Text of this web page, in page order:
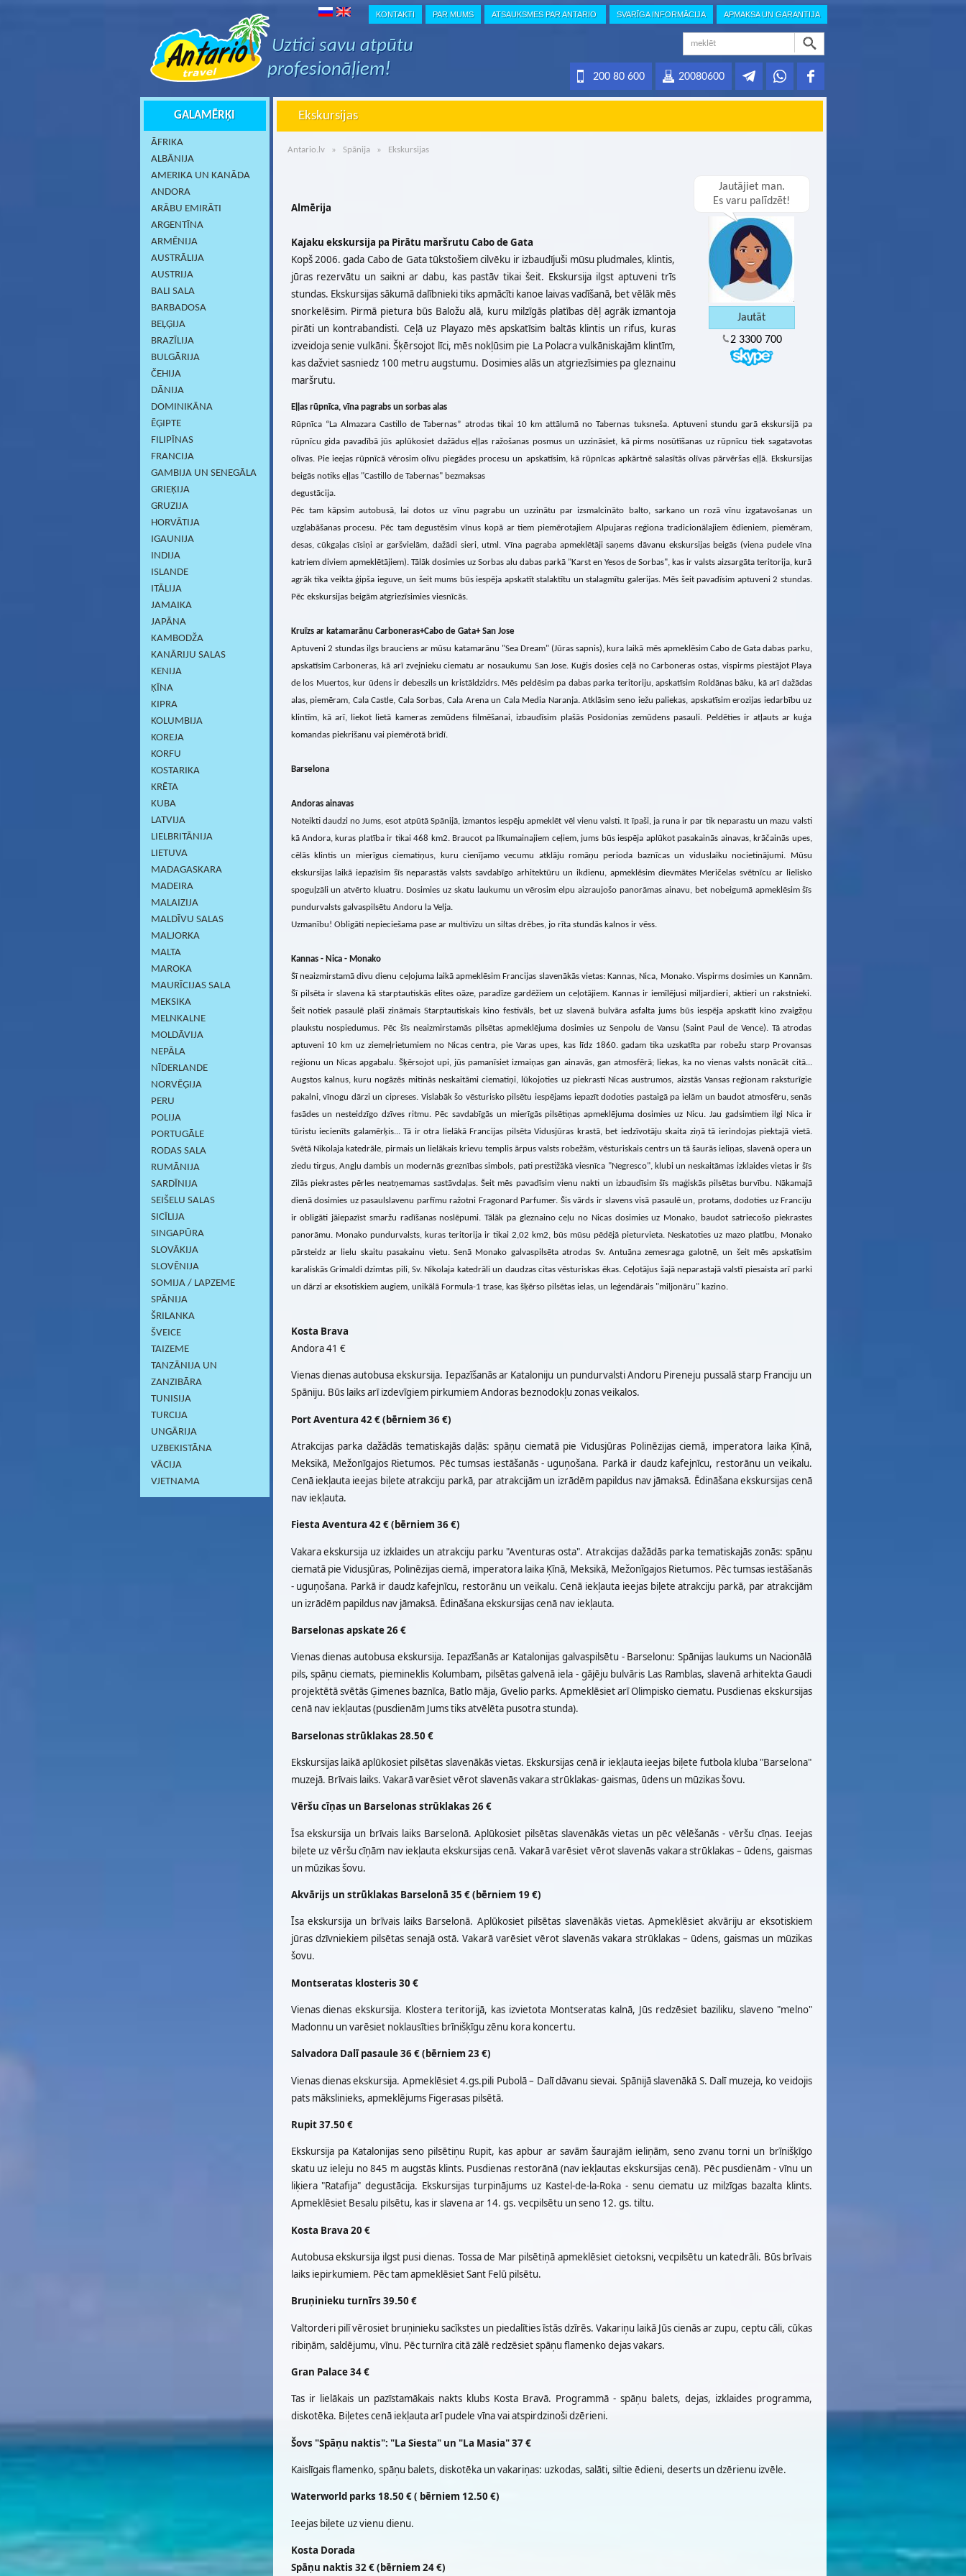
KONTAKTI PAR MUMS ATSAUKSMES PAR ANTARIO SVARĪGA INFORMĀCIJA APMAKSA UN GARANTIJA
Uztici savu atpūtu
profesionāļiem!
20080600
200 80 600
GALAMĒRĶI
ĀFRIKA
ALBĀNIJA
AMERIKA UN KANĀDA
ANDORA
ARĀBU EMIRĀTI
ARGENTĪNA
ARMĒNIJA
AUSTRĀLIJA
AUSTRIJA
BALI SALA
BARBADOSA
BEĻĢIJA
BRAZĪLIJA
BULGĀRIJA
ČEHIJA
DĀNIJA
DOMINIKĀNA
ĒĢIPTE
FILIPĪNAS
FRANCIJA
GAMBIJA UN SENEGĀLA
GRIEĶIJA
GRUZIJA
HORVĀTIJA
IGAUNIJA
INDIJA
ISLANDE
ITĀLIJA
JAMAIKA
JAPĀNA
KAMBODŽA
KANĀRIJU SALAS
KENIJA
ĶĪNA
KIPRA
KOLUMBIJA
KOREJA
KORFU
KOSTARIKA
KRĒTA
KUBA
LATVIJA
LIELBRITĀNIJA
LIETUVA
MADAGASKARA
MADEIRA
MALAIZIJA
MALDĪVU SALAS
MALJORKA
MALTA
MAROKA
MAURĪCIJAS SALA
MEKSIKA
MELNKALNE
MOLDĀVIJA
NEPĀLA
NĪDERLANDE
NORVĒĢIJA
PERU
POLIJA
PORTUGĀLE
RODAS SALA
RUMĀNIJA
SARDĪNIJА
SEIŠELU SALAS
SICĪLIJA
SINGAPŪRA
SLOVĀKIJA
SLOVĒNIJA
SOMIJA / LAPZEME
SPĀNIJA
ŠRILANKA
ŠVEICE
TAIZEME
TANZĀNIJA UN
ZANZIBĀRA
TUNISIJA
TURCIJA
UNGĀRIJA
UZBEKISTĀNA
VĀCIJA
VJETNAMA
Ekskursijas
Antario.lv» Spānija» Ekskursijas
Jautājiet man.
Es varu palīdzēt!
2 3300 700
Almērija
Kajaku ekskursija pa Pirātu maršrutu Cabo de Gata
Kopš 2006. gada Cabo de Gata tūkstošiem cilvēku ir izbaudījuši mūsu pludmales, klintis,
jūras rezervātu un saikni ar dabu, kas pastāv tikai šeit. Ekskursija ilgst aptuveni trīs
stundas. Ekskursijas sākumā dalībnieki tiks apmācīti kanoe laivas vadīšanā, bet vēlāk mēs
snorkelēsim. Pirmā pietura būs Baložu alā, kuru milzīgās platības dēļ agrāk izmantoja
pirāti un kontrabandisti. Ceļā uz Playazo mēs apskatīsim baltās klintis un rifus, kuras
izveidoja senie vulkāni. Šķērsojot līci, mēs nokļūsim pie La Polacra vulkāniskajām klintīm,
kas dažviet sasniedz 100 metru augstumu. Dosimies alās un atgriezīsimies pa gleznainu
maršrutu.
Eļļas rūpnīca, vīna pagrabs un sorbas alas
Rūpnīca “La Almazara Castillo de Tabernas” atrodas tikai 10 km attālumā no Tabernas tuksneša. Aptuveni stundu garā ekskursijā pa
rūpnīcu gida pavadībā jūs aplūkosiet dažādus eļļas ražošanas posmus un uzzināsiet, kā pirms nosūtīšanas uz rūpnīcu tiek sagatavotas
olīvas. Pie ieejas rūpnīcā vērosim olīvu piegādes procesu un apskatīsim, kā rūpnīcas apkārtnē salasītās olīvas pārvēršas eļļā. Ekskursijas
beigās notiks eļļas "Castillo de Tabernas" bezmaksas
degustācija.
Pēc tam kāpsim autobusā, lai dotos uz vīnu pagrabu un uzzinātu par izsmalcināto balto, sarkano un rozā vīnu izgatavošanas un
uzglabāšanas procesu. Pēc tam degustēsim vīnus kopā ar tiem piemērotajiem Alpujaras reģiona tradicionālajiem ēdieniem, piemēram,
desas, cūkgaļas cīsiņi ar garšvielām, dažādi sieri, utml. Vīna pagraba apmeklētāji saņems dāvanu ekskursijas beigās (viena pudele vīna
katriem diviem apmeklētājiem). Tālāk dosimies uz Sorbas alu dabas parkā "Karst en Yesos de Sorbas", kas ir valsts aizsargāta teritorija, kurā
agrāk tika veikta ģipša ieguve, un šeit mums būs iespēja apskatīt stalaktītu un stalagmītu galerijas. Mēs šeit pavadīsim aptuveni 2 stundas.
Pēc ekskursijas beigām atgriezīsimies viesnīcās.
Kruīzs ar katamarānu Carboneras+Cabo de Gata+ San Jose
Aptuveni 2 stundas ilgs brauciens ar mūsu katamarānu "Sea Dream" (Jūras sapnis), kura laikā mēs apmeklēsim Cabo de Gata dabas parku,
apskatīsim Carboneras, kā arī zvejnieku ciematu ar nosaukumu San Jose. Kuģis dosies ceļā no Carboneras ostas, vispirms piestājot Playa
de los Muertos, kur ūdens ir debeszils un kristāldzidrs. Mēs peldēsim pa dabas parka teritoriju, apskatīsim Roldānas bāku, kā arī dažādas
alas, piemēram, Cala Castle, Cala Sorbas, Cala Arena un Cala Media Naranja. Atklāsim seno iežu paliekas, apskatīsim erozijas iedarbību uz
klintīm, kā arī, liekot lietā kameras zemūdens filmēšanai, izbaudīsim plašās Posidonias zemūdens pasauli. Peldēties ir atļauts ar kuģa
komandas piekrišanu vai piemērotā brīdī.
Barselona
Andoras ainavas
Noteikti daudzi no Jums, esot atpūtā Spānijā, izmantos iespēju apmeklēt vēl vienu valsti. It īpaši, ja runa ir par tik neparastu un mazu valsti
kā Andora, kuras platība ir tikai 468 km2. Braucot pa līkumainajiem ceļiem, jums būs iespēja aplūkot pasakainās ainavas, krāčainās upes,
cēlās klintis un mierīgus ciematiņus, kuru cienījamo vecumu atklāju romāņu perioda baznīcas un viduslaiku nocietinājumi. Mūsu
ekskursijas laikā iepazīsim šīs neparastās valsts savdabīgo arhitektūru un ikdienu, apmeklēsim dievmātes Meričelas svētnīcu ar lielisko
spoguļzāli un atvērto kluatru. Dosimies uz skatu laukumu un vērosim elpu aizraujošo panorāmas ainavu, bet nobeigumā apmeklēsim šīs
pundurvalsts galvaspilsētu Andoru la Velja.
Uzmanību! Obligāti nepieciešama pase ar multivīzu un siltas drēbes, jo rīta stundās kalnos ir vēss.
Kannas - Nica - Monako
Šī neaizmirstamā divu dienu ceļojuma laikā apmeklēsim Francijas slavenākās vietas: Kannas, Nica, Monako. Vispirms dosimies un Kannām.
Šī pilsēta ir slavena kā starptautiskās elites oāze, paradīze gardēžiem un ceļotājiem. Kannas ir iemīlējusi miljardieri, aktieri un rakstnieki.
Šeit notiek pasaulē plaši zināmais Starptautiskais kino festivāls, bet uz slavenā bulvāra asfalta jums būs iespēja apskatīt kino zvaigžņu
plaukstu nospiedumus. Pēc šīs neaizmirstamās pilsētas apmeklējuma dosimies uz Senpolu de Vansu (Saint Paul de Vence). Tā atrodas
aptuveni 10 km uz ziemeļrietumiem no Nicas centra, pie Varas upes, kas līdz 1860. gadam tika uzskatīta par robežu starp Provansas
reģionu un Nicas apgabalu. Šķērsojot upi, jūs pamanīsiet izmaiņas gan ainavās, gan atmosfērā; liekas, ka no vienas valsts nonācāt citā...
Augstos kalnus, kuru nogāzēs mitinās neskaitāmi ciematiņi, lūkojoties uz piekrasti Nicas austrumos, aizstās Vansas reģionam raksturīgie
pakalni, vīnogu dārzi un cipreses. Vislabāk šo vēsturisko pilsētu iespējams iepazīt dodoties pastaigā pa ielām un baudot atmosfēru, senās
fasādes un nesteidzīgo dzīves ritmu. Pēc savdabīgās un mierīgās pilsētiņas apmeklējuma dosimies uz Nicu. Jau gadsimtiem ilgi Nica ir
tūristu iecienīts galamērķis... Tā ir otra lielākā Francijas pilsēta Vidusjūras krastā, bet iedzīvotāju skaita ziņā tā ierindojas piektajā vietā.
Svētā Nikolaja katedrāle, pirmais un lielākais krievu templis ārpus valsts robežām, vēsturiskais centrs un tā šaurās ieliņas, slavenā opera un
ziedu tirgus, Angļu dambis un modernās greznības simbols, pati prestižākā viesnīca "Negresco", klubi un neskaitāmas izklaides vietas ir šīs
Zilās piekrastes pērles neatņemamas sastāvdaļas. Šeit mēs pavadīsim vienu nakti un izbaudīsim šīs maģiskās pilsētas burvību. Nākamajā
dienā dosimies uz pasaulslavenu parfīmu ražotni Fragonard Parfumer. Šis vārds ir slavens visā pasaulē un, protams, dodoties uz Franciju
ir obligāti jāiepazīst smaržu radīšanas noslēpumi. Tālāk pa gleznaino ceļu no Nicas dosimies uz Monako, baudot satriecošo piekrastes
panorāmu. Monako pundurvalsts, kuras teritorija ir tikai 2,02 km2, būs mūsu pēdējā pieturvieta. Neskatoties uz mazo platību, Monako
pārsteidz ar lielu skaitu pasakainu vietu. Senā Monako galvaspilsēta atrodas Sv. Antuāna zemesraga galotnē, un šeit mēs apskatīsim
karaliskās Grimaldi dzimtas pili, Sv. Nikolaja katedrāli un daudzas citas vēsturiskas ēkas. Ceļotājus šajā neparastajā valstī piesaista arī parki
un dārzi ar eksotiskiem augiem, unikālā Formula-1 trase, kas šķērso pilsētas ielas, un leģendārais "miljonāru" kazino.
Kosta Brava
Andora 41 €
Vienas dienas autobusa ekskursija. Iepazīšanās ar Kataloniju un pundurvalsti Andoru Pireneju pussalā starp Franciju un
Spāniju. Būs laiks arī izdevīgiem pirkumiem Andoras beznodokļu zonas veikalos.
Port Aventura 42 € (bērniem 36 €)
Atrakcijas parka dažādās tematiskajās daļās: spāņu ciematā pie Vidusjūras Polinēzijas ciemā, imperatora laika Ķīnā,
Meksikā, Mežonīgajos Rietumos. Pēc tumsas iestāšanās - uguņošana. Parkā ir daudz kafejnīcu, restorānu un veikalu.
Cenā iekļauta ieejas biļete atrakciju parkā, par atrakcijām un izrādēm papildus nav jāmaksā. Ēdināšana ekskursijas cenā
nav iekļauta.
Fiesta Aventura 42 € (bērniem 36 €)
Vakara ekskursija uz izklaides un atrakciju parku "Aventuras osta". Atrakcijas dažādās parka tematiskajās zonās: spāņu
ciematā pie Vidusjūras, Polinēzijas ciemā, imperatora laika Ķīnā, Meksikā, Mežonīgajos Rietumos. Pēc tumsas iestāšanās
- uguņošana. Parkā ir daudz kafejnīcu, restorānu un veikalu. Cenā iekļauta ieejas biļete atrakciju parkā, par atrakcijām
un izrādēm papildus nav jāmaksā. Ēdināšana ekskursijas cenā nav iekļauta.
Barselonas apskate 26 €
Vienas dienas autobusa ekskursija. Iepazīšanās ar Katalonijas galvaspilsētu - Barselonu: Spānijas laukums un Nacionālā
pils, spāņu ciemats, piemineklis Kolumbam, pilsētas galvenā iela - gājēju bulvāris Las Ramblas, slavenā arhitekta Gaudi
projektētā svētās Ģimenes baznīca, Batlo māja, Gvelio parks. Apmeklēsiet arī Olimpisko ciematu. Pusdienas ekskursijas
cenā nav iekļautas (pusdienām Jums tiks atvēlēta pusotra stunda).
Barselonas strūklakas 28.50 €
Ekskursijas laikā aplūkosiet pilsētas slavenākās vietas. Ekskursijas cenā ir iekļauta ieejas biļete futbola kluba "Barselona"
muzejā. Brīvais laiks. Vakarā varēsiet vērot slavenās vakara strūklakas- gaismas, ūdens un mūzikas šovu.
Vēršu cīņas un Barselonas strūklakas 26 €
Īsa ekskursija un brīvais laiks Barselonā. Aplūkosiet pilsētas slavenākās vietas un pēc vēlēšanās - vēršu cīņas. Ieejas
biļete uz vēršu cīņām nav iekļauta ekskursijas cenā. Vakarā varēsiet vērot slavenās vakara strūklakas – ūdens, gaismas
un mūzikas šovu.
Akvārijs un strūklakas Barselonā 35 € (bērniem 19 €)
Īsa ekskursija un brīvais laiks Barselonā. Aplūkosiet pilsētas slavenākās vietas. Apmeklēsiet akvāriju ar eksotiskiem
jūras dzīvniekiem pilsētas senajā ostā. Vakarā varēsiet vērot slavenās vakara strūklakas – ūdens, gaismas un mūzikas
šovu.
Montseratas klosteris 30 €
Vienas dienas ekskursija. Klostera teritorijā, kas izvietota Montseratas kalnā, Jūs redzēsiet baziliku, slaveno "melno"
Madonnu un varēsiet noklausīties brīnišķīgu zēnu kora koncertu.
Salvadora Dalī pasaule 36 € (bērniem 23 €)
Vienas dienas ekskursija. Apmeklēsiet 4.gs.pili Pubolā – Dalī dāvanu sievai. Spānijā slavenākā S. Dalī muzeja, ko veidojis
pats mākslinieks, apmeklējums Figerasas pilsētā.
Rupit 37.50 €
Ekskursija pa Katalonijas seno pilsētiņu Rupit, kas apbur ar savām šaurajām ieliņām, seno zvanu torni un brīnišķīgo
skatu uz ieleju no 845 m augstās klints. Pusdienas restorānā (nav iekļautas ekskursijas cenā). Pēc pusdienām - vīnu un
liķiera "Ratafija" degustācija. Ekskursijas turpinājums uz Kastel-de-la-Roka - senu ciematu uz milzīgas bazalta klints.
Apmeklēsiet Besalu pilsētu, kas ir slavena ar 14. gs. vecpilsētu un seno 12. gs. tiltu.
Kosta Brava 20 €
Autobusa ekskursija ilgst pusi dienas. Tossa de Mar pilsētiņā apmeklēsiet cietoksni, vecpilsētu un katedrāli. Būs brīvais
laiks iepirkumiem. Pēc tam apmeklēsiet Sant Felū pilsētu.
Bruņinieku turnīrs 39.50 €
Valtorderi pilī vērosiet bruņinieku sacīkstes un piedalīties īstās dzīrēs. Vakariņu laikā Jūs cienās ar zupu, ceptu cāli, cūkas
ribiņām, saldējumu, vīnu. Pēc turnīra citā zālē redzēsiet spāņu flamenko dejas vakars.
Gran Palace 34 €
Tas ir lielākais un pazīstamākais nakts klubs Kosta Bravā. Programmā - spāņu balets, dejas, izklaides programma,
diskotēka. Biļetes cenā iekļauta arī pudele vīna vai atspirdzinoši dzērieni.
Šovs "Spāņu naktis": "La Siesta" un "La Masia" 37 €
Kaislīgais flamenko, spāņu balets, diskotēka un vakariņas: uzkodas, salāti, siltie ēdieni, deserts un dzērienu izvēle.
Waterworld parks 18.50 € ( bērniem 12.50 €)
Ieejas biļete uz vienu dienu.
Kosta Dorada
Spāņu naktis 32 € (bērniem 24 €)